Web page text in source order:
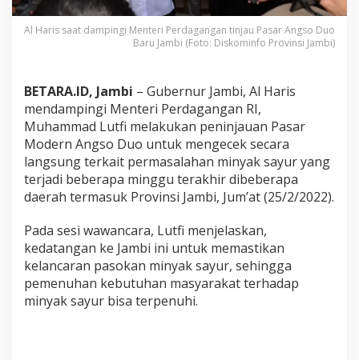
g
a
n
n
T
i
n
j
a
u
P
a
r
A
n
s
Al Haris saat dampingi Menteri Perdagangan tinjau Pasar Angso Duo
Baru Jambi (Foto: Diskominfo Provinsi Jambi)
BETARA.ID, Jambi – Gubernur Jambi, Al Haris
mendampingi Menteri Perdagangan RI,
Muhammad Lutfi melakukan peninjauan Pasar
Modern Angso Duo untuk mengecek secara
langsung terkait permasalahan minyak sayur yang
terjadi beberapa minggu terakhir dibeberapa
daerah termasuk Provinsi Jambi, Jum’at (25/2/2022).
Pada sesi wawancara, Lutfi menjelaskan,
kedatangan ke Jambi ini untuk memastikan
kelancaran pasokan minyak sayur, sehingga
pemenuhan kebutuhan masyarakat terhadap
minyak sayur bisa terpenuhi.